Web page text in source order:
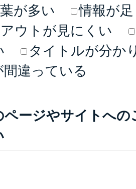
が多い
情報が
ウトが見にくい
タイトルが分か
違っている
ページやサイトへ